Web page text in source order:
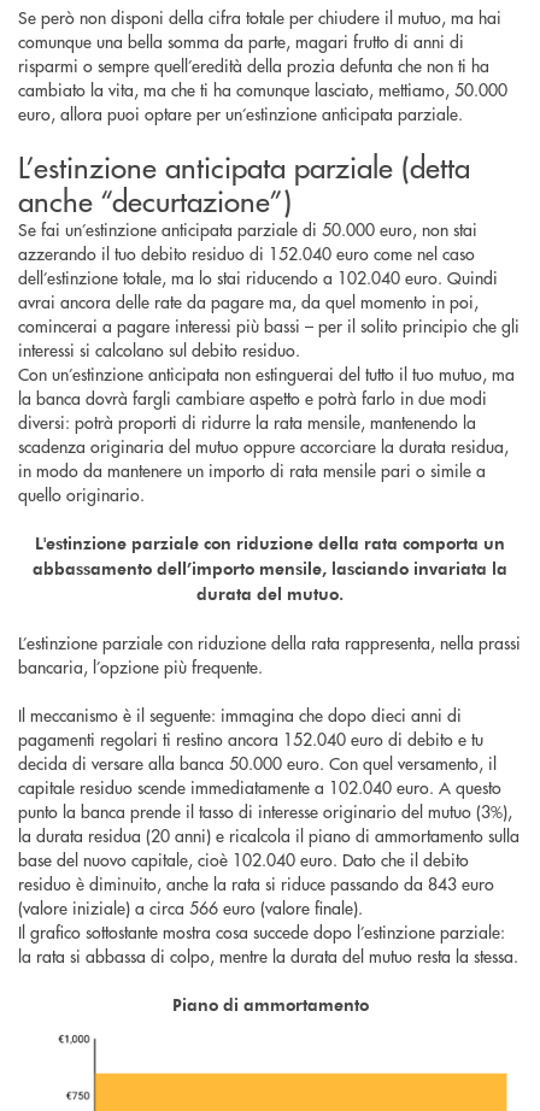
Se però non disponi della cifra totale per chiudere il mutuo, ma hai
comunque una bella somma da parte, magari frutto di anni di
risparmi o sempre quell’eredità della prozia defunta che non ti ha
cambiato la vita, ma che ti ha comunque lasciato, mettiamo, 50.000
euro, allora puoi optare per un’estinzione anticipata parziale.
L’estinzione anticipata parziale (detta
anche “decurtazione”)
Se fai un’estinzione anticipata parziale di 50.000 euro, non stai
azzerando il tuo debito residuo di 152.040 euro come nel caso
dell’estinzione totale, ma lo stai riducendo a 102.040 euro. Quindi
avrai ancora delle rate da pagare ma, da quel momento in poi,
comincerai a pagare interessi più bassi – per il solito principio che gli
interessi si calcolano sul debito residuo.
Con un’estinzione anticipata non estinguerai del tutto il tuo mutuo, ma
la banca dovrà fargli cambiare aspetto e potrà farlo in due modi
diversi: potrà proporti di ridurre la rata mensile, mantenendo la
scadenza originaria del mutuo oppure accorciare la durata residua,
in modo da mantenere un importo di rata mensile pari o simile a
quello originario.
L'estinzione parziale con riduzione della rata comporta un
abbassamento dell’importo mensile, lasciando invariata la
durata del mutuo.
L’estinzione parziale con riduzione della rata rappresenta, nella prassi
bancaria, l’opzione più frequente.
Il meccanismo è il seguente: immagina che dopo dieci anni di
pagamenti regolari ti restino ancora 152.040 euro di debito e tu
decida di versare alla banca 50.000 euro. Con quel versamento, il
capitale residuo scende immediatamente a 102.040 euro. A questo
punto la banca prende il tasso di interesse originario del mutuo (3%),
la durata residua (20 anni) e ricalcola il piano di ammortamento sulla
base del nuovo capitale, cioè 102.040 euro. Dato che il debito
residuo è diminuito, anche la rata si riduce passando da 843 euro
(valore iniziale) a circa 566 euro (valore finale).
Il grafico sottostante mostra cosa succede dopo l’estinzione parziale:
la rata si abbassa di colpo, mentre la durata del mutuo resta la stessa.
Piano di ammortamento